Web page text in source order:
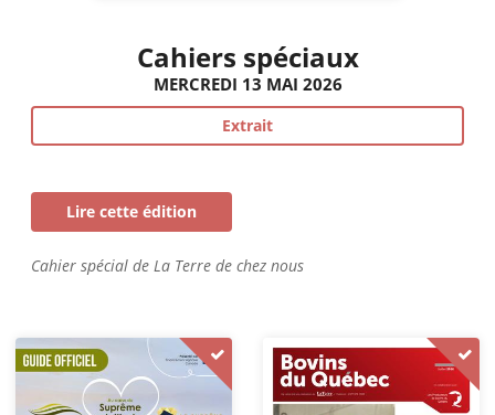
Cahiers spéciaux
MERCREDI 13 MAI 2026
Extrait
Lire cette édition
Cahier spécial de La Terre de chez nous